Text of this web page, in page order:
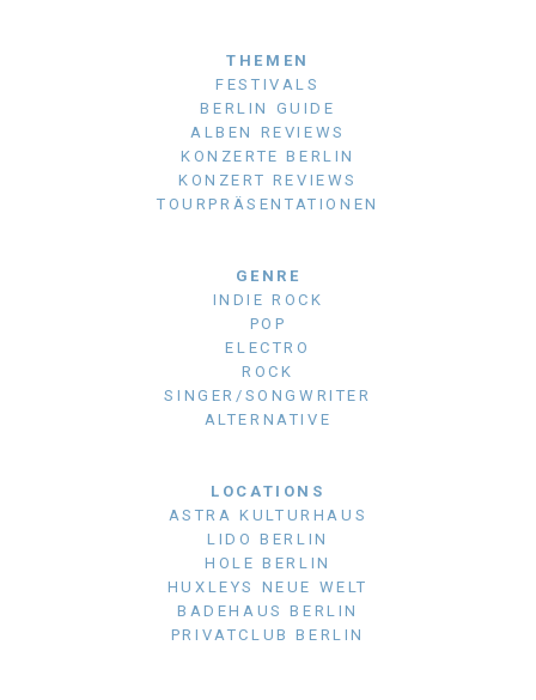
THEMEN
FESTIVALS
BERLIN GUIDE
ALBEN REVIEWS
KONZERTE BERLIN
KONZERT REVIEWS
TOURPRÄSENTATIONEN
GENRE
INDIE ROCK
POP
ELECTRO
ROCK
SINGER/SONGWRITER
ALTERNATIVE
LOCATIONS
ASTRA KULTURHAUS
LIDO BERLIN
HOLE BERLIN
HUXLEYS NEUE WELT
BADEHAUS BERLIN
PRIVATCLUB BERLIN